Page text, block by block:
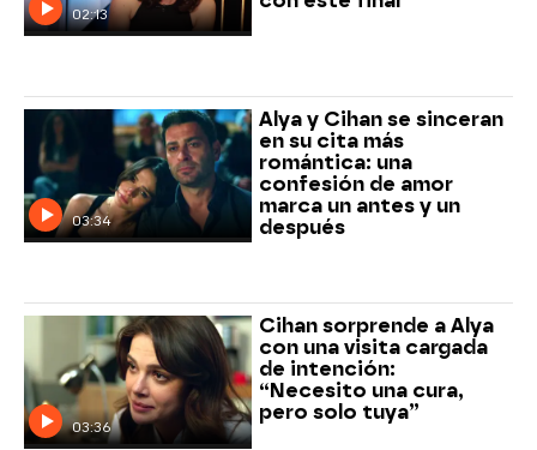
02:13
03:34
Alya y Cihan se sinceran
en su cita más
romántica: una
confesión de amor
marca un antes y un
después
03:36
Cihan sorprende a Alya
con una visita cargada
de intención:
“Necesito una cura,
pero solo tuya”